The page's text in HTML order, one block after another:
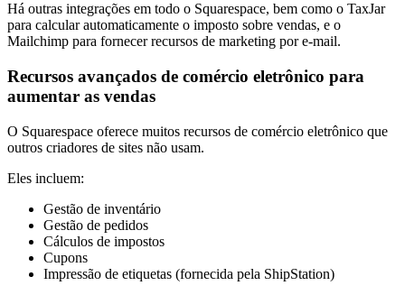
Há outras integrações em todo o Squarespace, bem como o TaxJar
para calcular automaticamente o imposto sobre vendas, e o
Mailchimp para fornecer recursos de marketing por e-mail.
Recursos avançados de comércio eletrônico para
aumentar as vendas
O Squarespace oferece muitos recursos de comércio eletrônico que
outros criadores de sites não usam.
Eles incluem:
Gestão de inventário
Gestão de pedidos
Cálculos de impostos
Cupons
Impressão de etiquetas (fornecida pela ShipStation)